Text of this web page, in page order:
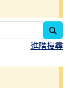
進階搜尋